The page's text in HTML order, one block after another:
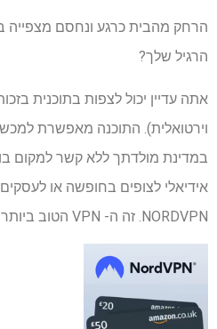
הרגיל שלך?
וירטואלית). התוכנה מאפשרת
במדינת מולדתך ללא קשר למקום
אידיאלי לצופים בחופשה או
NORDVPN. זה ה- VPN הטוב ביותר בשוק.